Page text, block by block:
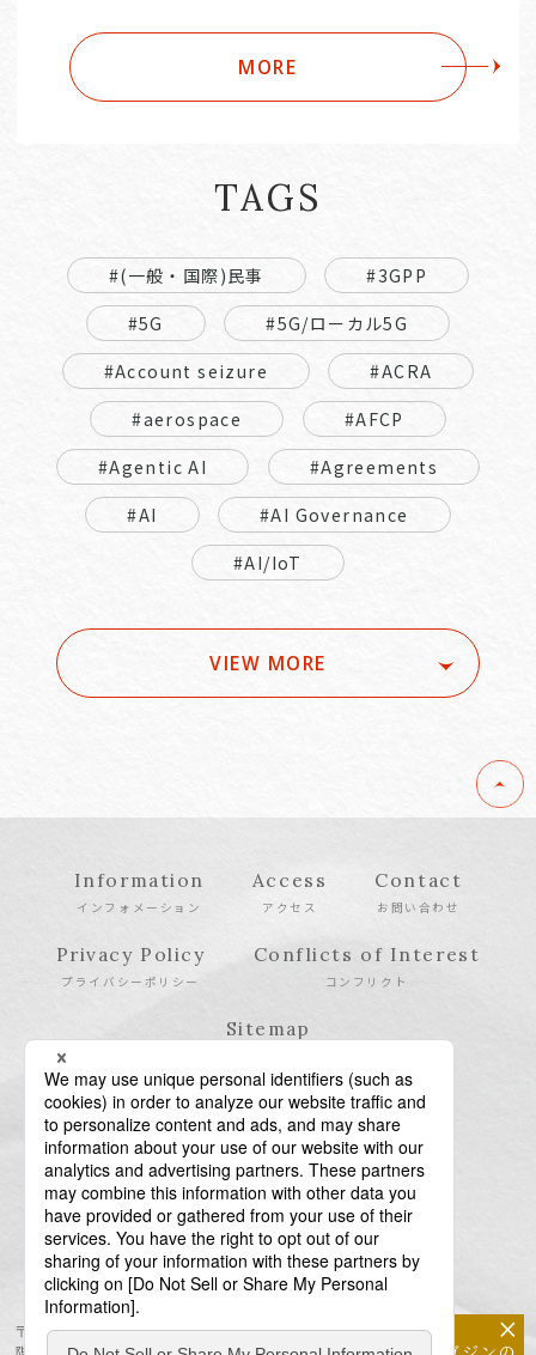
MORE
TAGS
#(一般・国際)民事
#3GPP
#5G
#5G/ローカル5G
#Account seizure
#ACRA
#aerospace
#AFCP
#Agentic AI
#Agreements
#AI
#AI Governance
#AI/IoT
VIEW MORE
Information
インフォメーション
Access
アクセス
Contact
お問い合わせ
Privacy Policy
プライバシーポリシー
Conflicts of Interest
コンフリクト
Sitemap
〒106-6123 東京都港区六本木6-10-1 六本木ヒルズ森タワー23
×